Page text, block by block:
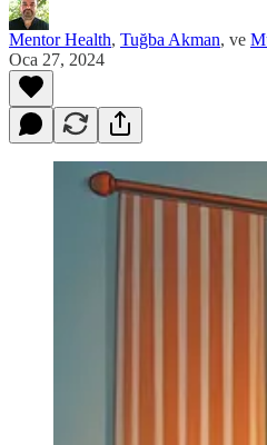
Mentor Health, Tuğba Akman, ve
Oca 27, 2024